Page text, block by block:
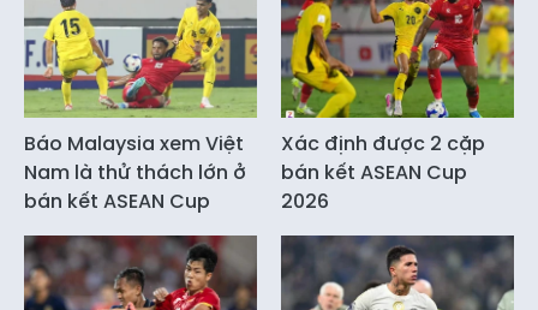
Báo Malaysia xem Việt
Nam là thử thách lớn ở
bán kết ASEAN Cup
Xác định được 2 cặp
bán kết ASEAN Cup
2026